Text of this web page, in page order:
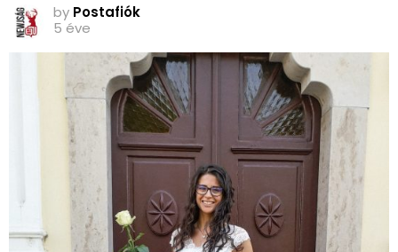
by Postafiók
5 éve